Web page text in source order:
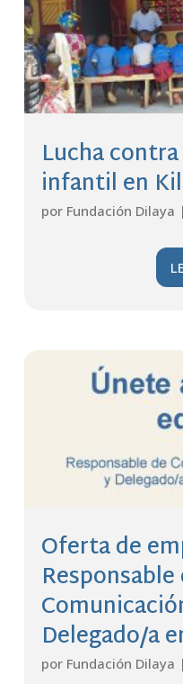
Lucha
infantil en
por Fundación Dilaya |
Oferta de
Responsable
Delegado/a
por Fundación Dilaya |